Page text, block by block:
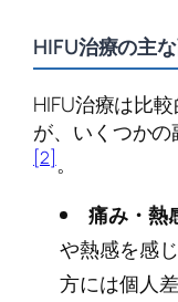
HIFU治療の主
HIFU治療は比
が、いくつか
[2]。
痛み・熱
や熱感を感
方には個人